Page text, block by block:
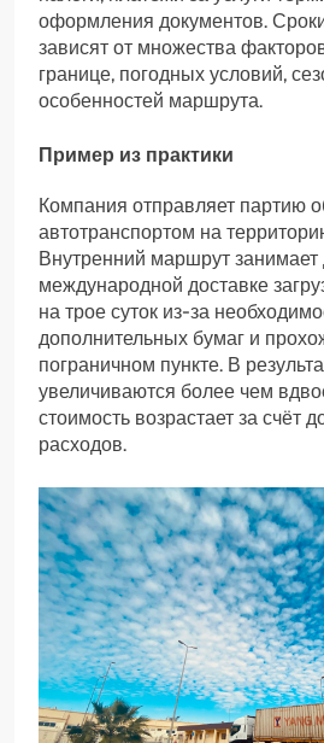
оформления документов.
зависят от множества
границе, погодных условий,
особенностей маршрута.
Пример из практики
Компания отправляет партию
автотранспортом на
Внутренний маршрут занимает
международной доставке
на трое суток из-за
дополнительных бумаг и
пограничном пункте. В
увеличиваются более чем
стоимость возрастает за счёт
расходов.